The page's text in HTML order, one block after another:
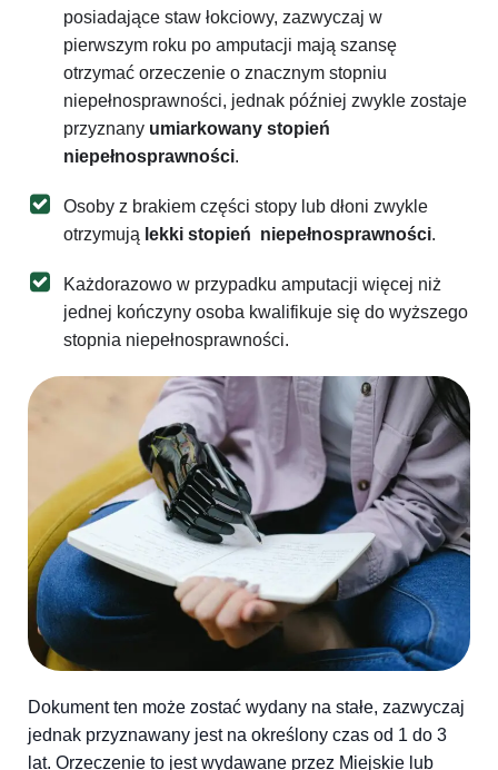
posiadające staw łokciowy, zazwyczaj w
pierwszym roku po amputacji mają szansę
otrzymać orzeczenie o znacznym stopniu
niepełnosprawności, jednak później zwykle zostaje
przyznany umiarkowany stopień
niepełnosprawności.
Osoby z brakiem części stopy lub dłoni zwykle
otrzymują lekki stopień niepełnosprawności.
Każdorazowo w przypadku amputacji więcej niż
jednej kończyny osoba kwalifikuje się do wyższego
stopnia niepełnosprawności.
Dokument ten może zostać wydany na stałe, zazwyczaj
jednak przyznawany jest na określony czas od 1 do 3
lat. Orzeczenie to jest wydawane przez Miejskie lub